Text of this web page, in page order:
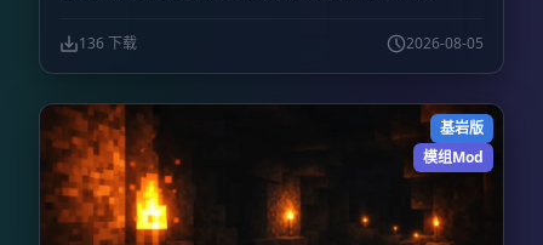
加。完成后，Nudge 的服务器安装方式与其他附加包相
同。
136 下载 2026-08-05
基岩版
模组Mod